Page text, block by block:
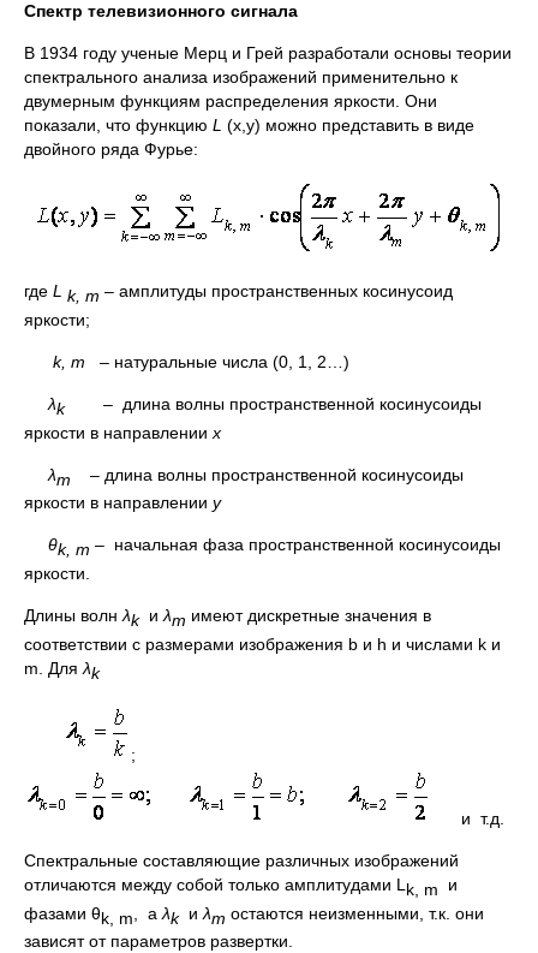
Спектр телевизионного сигнала
В 1934 году ученые Мерц и Грей разработали основы теории
спектрального анализа изображений применительно к
двумерным функциям распределения яркости. Они
показали, что функцию L (x,y) можно представить в виде
двойного ряда Фурье:
где L k, m – амплитуды пространственных косинусоид
яркости;
k, m – натуральные числа (0, 1, 2…)
λk – длина волны пространственной косинусоиды
яркости в направлении x
λm – длина волны пространственной косинусоиды
яркости в направлении y
θk, m – начальная фаза пространственной косинусоиды
яркости.
Длины волн λk и λm имеют дискретные значения в
соответствии с размерами изображения b и h и числами k и
m. Для λk
;
и т.д.
Спектральные составляющие различных изображений
отличаются между собой только амплитудами L k m и
фазами θk m , а λkи λm остаются неизменными, т.к. они
зависят от параметров развертки.